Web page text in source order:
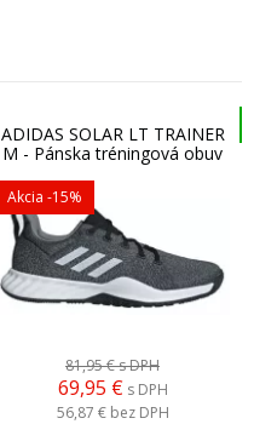
ADIDAS SOLAR LT TRAINER
M - Pánska tréningová obuv
Akcia -15%
81,95 €s DPH
69,95 € s DPH
56,87 € bez DPH